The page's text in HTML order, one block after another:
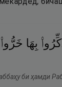
بِهَا خَرُّوا۟
би ҳамди